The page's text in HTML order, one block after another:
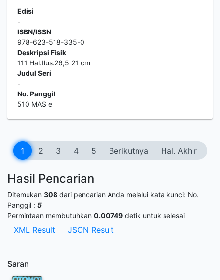
Edisi
-
ISBN/ISSN
978-623-518-335-0
Deskripsi Fisik
111 Hal.Ilus.26,5 21 cm
Judul Seri
-
No. Panggil
510 MAS e
1 2 3 4 5 Berikutnya Hal. Akhir
Hasil Pencarian
Ditemukan 308 dari pencarian Anda melalui kata kunci: No.
Panggil : 5
Permintaan membutuhkan 0.00749 detik untuk selesai
XML Result JSON Result
Saran